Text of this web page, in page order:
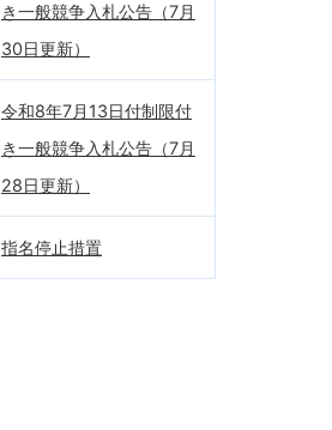
き一般競争入札公告（7月
30日更新）
令和8年7月13日付制限付
き一般競争入札公告（7月
28日更新）
指名停止措置